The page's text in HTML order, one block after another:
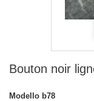
Bouton noir
Modello b78